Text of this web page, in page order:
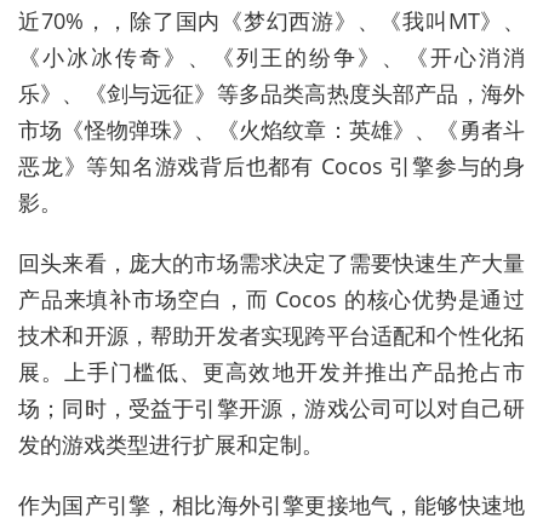
近70%，，除了国内《梦幻西游》、《我叫MT》、
《小冰冰传奇》、《列王的纷争》、《开心消消
乐》、《剑与远征》等多品类高热度头部产品，海外
市场《怪物弹珠》、《火焰纹章：英雄》、《勇者斗
恶龙》等知名游戏背后也都有 Cocos 引擎参与的身
影。
回头来看，庞大的市场需求决定了需要快速生产大量
产品来填补市场空白，而 Cocos 的核心优势是通过
技术和开源，帮助开发者实现跨平台适配和个性化拓
展。上手门槛低、更高效地开发并推出产品抢占市
场；同时，受益于引擎开源，游戏公司可以对自己研
发的游戏类型进行扩展和定制。
作为国产引擎，相比海外引擎更接地气，能够快速地